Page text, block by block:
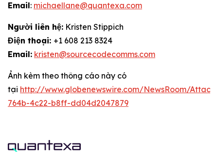
Email: michaellane@quantexa.com
Người liên hệ: Kristen Stippich
Điện thoại: +1 608 213 8324
Email: kristen@sourcecodecomms.com
Ảnh kèm theo thông cáo này có
tại http://www.globenewswire.com/NewsRoom/
764b-4c22-b8ff-dd04d2047879